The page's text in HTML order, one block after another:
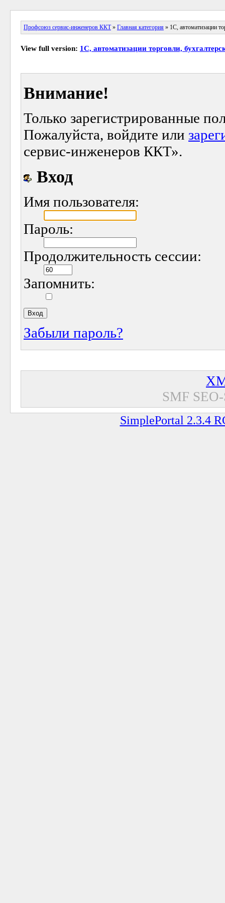
Профсоюз сервис-инженеров ККТ» Главная категория » 1С, автоматизации
View full version: 1С, автоматизации торговли,
Внимание!
Только зарегистрированные
Пожалуйста, войдите или
сервис-инженеров ККТ».
Вход
Имя пользователя:
Пароль:
Продолжительность сессии:
Запомнить:
Забыли пароль?
SMF
SimplePortal 2.3.4